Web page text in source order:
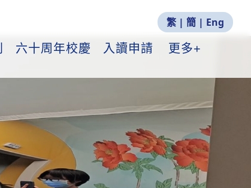
繁 | 簡 | Eng
六十周年校慶 入讀申請 更多+